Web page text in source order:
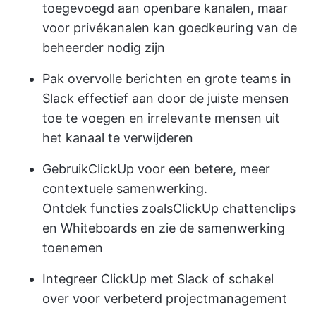
toegevoegd aan openbare kanalen, maar
voor privékanalen kan goedkeuring van de
beheerder nodig zijn
Pak overvolle berichten en grote teams in
Slack effectief aan door de juiste mensen
toe te voegen en irrelevante mensen uit
het kanaal te verwijderen
GebruikClickUp voor een betere, meer
contextuele samenwerking.
Ontdek functies zoalsClickUp chattenclips
en Whiteboards en zie de samenwerking
toenemen
Integreer ClickUp met Slack of schakel
over voor verbeterd projectmanagement